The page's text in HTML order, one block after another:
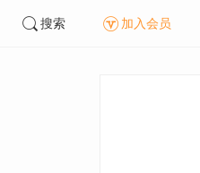
搜索 加入会员